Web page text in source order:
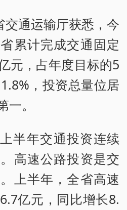
交通运输厅获悉，今
累计完成交通固定
元，占年度目标的5
，投资总量位居
。
半年交通投资连续
高速公路投资是交
上半年，全省高速
亿元，同比增长8.